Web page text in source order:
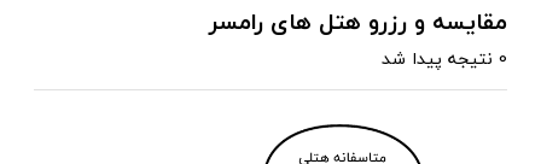
مقایسه و رزرو هتل های رامسر
0 نتیجه پیدا شد